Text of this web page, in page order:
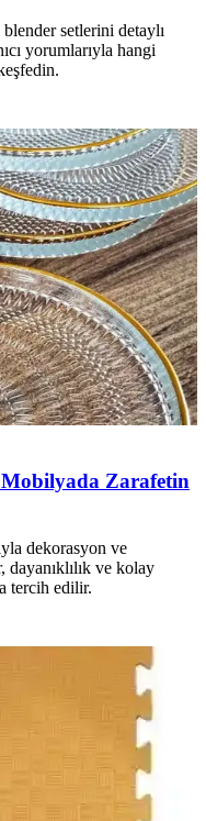
setlerini detaylı
yorumlarıyla hangi
Zarafetin
dekorasyon ve
dayanıklılık ve kolay
tercih edilir.